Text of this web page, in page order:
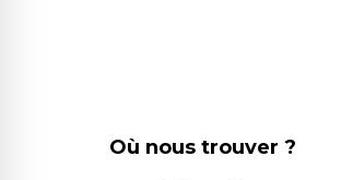
Où nous trouver ?